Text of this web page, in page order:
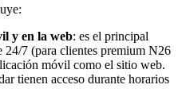
y en la web: es el principal
24/7 (para clientes premium N26
móvil como el sitio web.
tienen acceso durante horarios